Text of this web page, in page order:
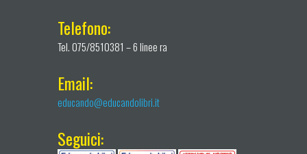
Telefono:
Tel. 075/8510381 – 6 linee ra
Email:
educando@educandolibri.it
Seguici: